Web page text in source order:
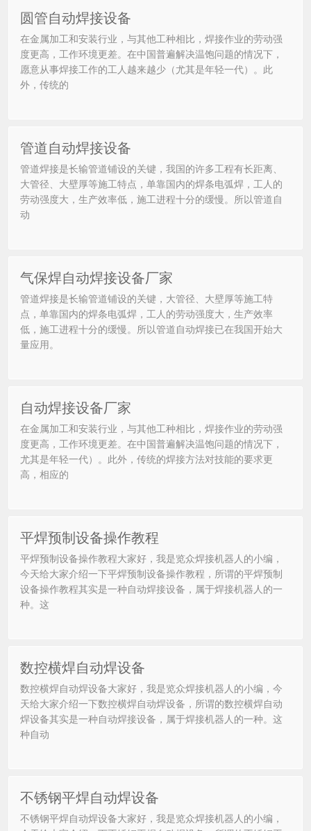
圆管自动焊接设备
在金属加工和安装行业，与其他工种相比，焊接作业的劳动强
度更高，工作环境更差。在中国普遍解决温饱问题的情况下，
愿意从事焊接工作的工人越来越少（尤其是年轻一代）。此
外，传统的
管道自动焊接设备
管道焊接是长输管道铺设的关键，我国的许多工程有长距离、
大管径、大壁厚等施工特点，单靠国内的焊条电弧焊，工人的
劳动强度大，生产效率低，施工进程十分的缓慢。所以管道自
动
气保焊自动焊接设备厂家
管道焊接是长输管道铺设的关键，大管径、大壁厚等施工特
点，单靠国内的焊条电弧焊，工人的劳动强度大，生产效率
低，施工进程十分的缓慢。所以管道自动焊接已在我国开始大
量应用。
自动焊接设备厂家
在金属加工和安装行业，与其他工种相比，焊接作业的劳动强
度更高，工作环境更差。在中国普遍解决温饱问题的情况下，
尤其是年轻一代）。此外，传统的焊接方法对技能的要求更
高，相应的
平焊预制设备操作教程
平焊预制设备操作教程大家好，我是览众焊接机器人的小编，
今天给大家介绍一下平焊预制设备操作教程，所谓的平焊预制
设备操作教程其实是一种自动焊接设备，属于焊接机器人的一
种。这
数控横焊自动焊设备
数控横焊自动焊设备大家好，我是览众焊接机器人的小编，今
天给大家介绍一下数控横焊自动焊设备，所谓的数控横焊自动
焊设备其实是一种自动焊接设备，属于焊接机器人的一种。这
种自动
不锈钢平焊自动焊设备
不锈钢平焊自动焊设备大家好，我是览众焊接机器人的小编，